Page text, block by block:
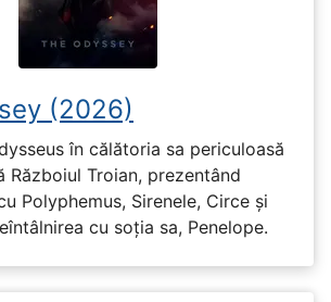
(2026)
în călătoria sa periculoasă
Războiul Troian, prezentând
Polyphemus, Sirenele, Circe și
cu soția sa, Penelope.